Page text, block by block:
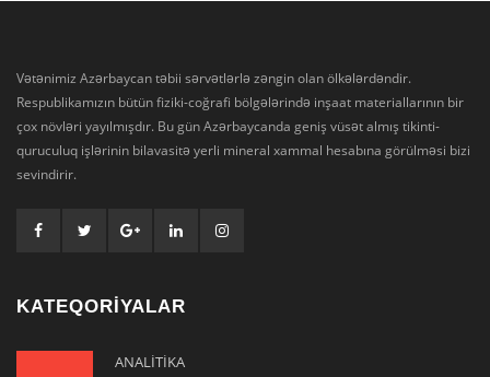
Vətənimiz Azərbaycan təbii sərvətlərlə zəngin olan ölkələrdəndir.
Respublikamızın bütün fiziki-coğrafi bölgələrində inşaat materiallarının bir
çox növləri yayılmışdır. Bu gün Azərbaycanda geniş vüsət almış tikinti-
quruculuq işlərinin bilavasitə yerli mineral xammal hesabına görülməsi bizi
sevindirir.
KATEQORİYALAR
ANALİTİKA